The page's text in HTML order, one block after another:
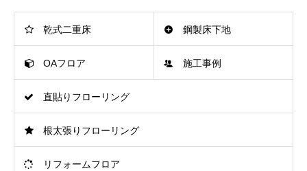
乾式二重床 鋼製床下地
OAフロア 施工事例
直貼りフローリング
根太張りフローリング
リフォームフロア